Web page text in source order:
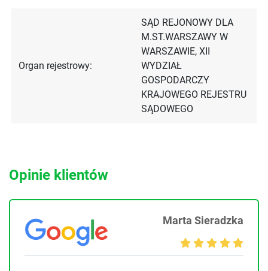
Organ rejestrowy:
SĄD REJONOWY DLA
M.ST.WARSZAWY W
WARSZAWIE, XII
WYDZIAŁ
GOSPODARCZY
KRAJOWEGO REJESTRU
SĄDOWEGO
Opinie klientów
Marta Sieradzka